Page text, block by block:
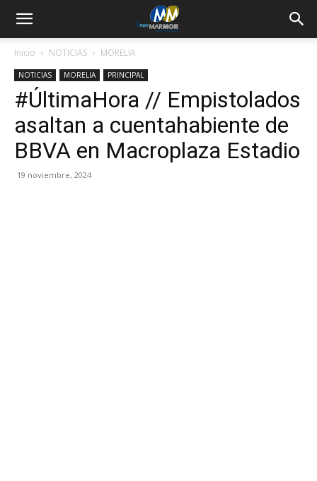
Inicio NOTICIAS MORELIA
NOTICIAS MORELIA PRINCIPAL
#ÚltimaHora // Empistolados
asaltan a cuentahabiente de
BBVA en Macroplaza Estadio
19 noviembre, 2024